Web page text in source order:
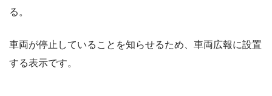
る。
車両が停止していることを知らせるため、車両広報に設置
する表示です。